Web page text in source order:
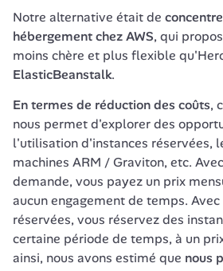
Notre alternative était de
hébergement chez AWS, qui
ElasticBeanstalk.
En termes de réduction des coûts,
nous permet d'explorer des
l'utilisation d'instances réservées,
machines ARM / Graviton, etc.
demande, vous payez un prix
aucun engagement de temps.
réservées, vous réservez des
certaine période de temps, à un
ainsi, nous avons estimé que nous